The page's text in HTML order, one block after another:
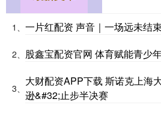
1、 一片红配资 声音｜一场远未结
2、 股鑫宝配资官网 体育赋能青少
3、
大财配资APP下载 斯诺克上海
逊&#32;止步半决赛